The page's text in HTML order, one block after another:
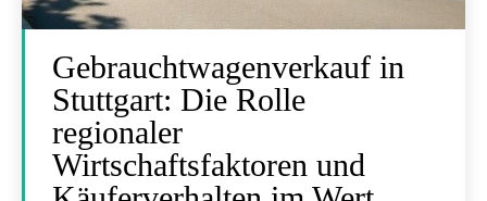
Gebrauchtwagenverkauf in
Stuttgart: Die Rolle
regionaler
Wirtschaftsfaktoren und